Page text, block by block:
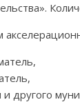
другого